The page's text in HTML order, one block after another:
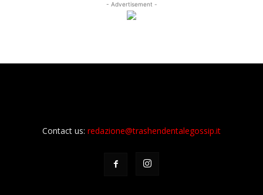
- Advertisement -
Contact us: redazione@trashendentalegossip.it